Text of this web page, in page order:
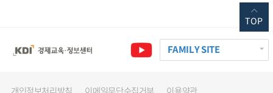
FAMILY SITE
TOP